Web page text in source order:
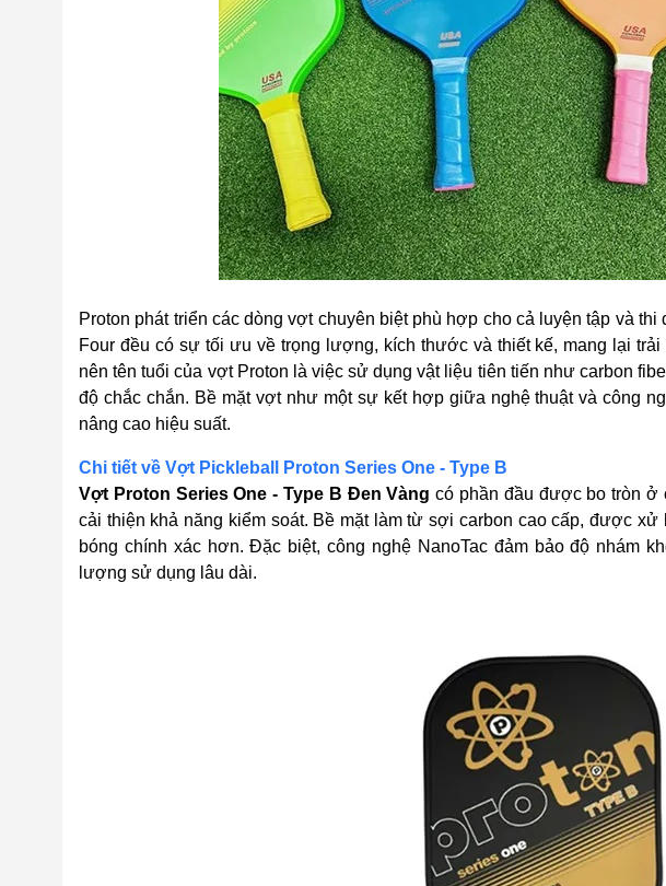
Proton phát triển các dòng vợt chuyên biệt phù hợp cho cả luyện tập và
Four đều có sự tối ưu về trọng lượng, kích thước và thiết kế, mang lại
nên tên tuổi của vợt Proton là việc sử dụng vật liệu tiên tiến như carbon
độ chắc chắn. Bề mặt vợt như một sự kết hợp giữa nghệ thuật và công
nâng cao hiệu suất.
Chi tiết về Vợt Pickleball Proton Series One - Type B
Vợt Proton Series One - Type B Đen Vàng có phần đầu được bo tròn ở
cải thiện khả năng kiểm soát. Bề mặt làm từ sợi carbon cao cấp, được
bóng chính xác hơn. Đặc biệt, công nghệ NanoTac đảm bảo độ nhám
lượng sử dụng lâu dài.